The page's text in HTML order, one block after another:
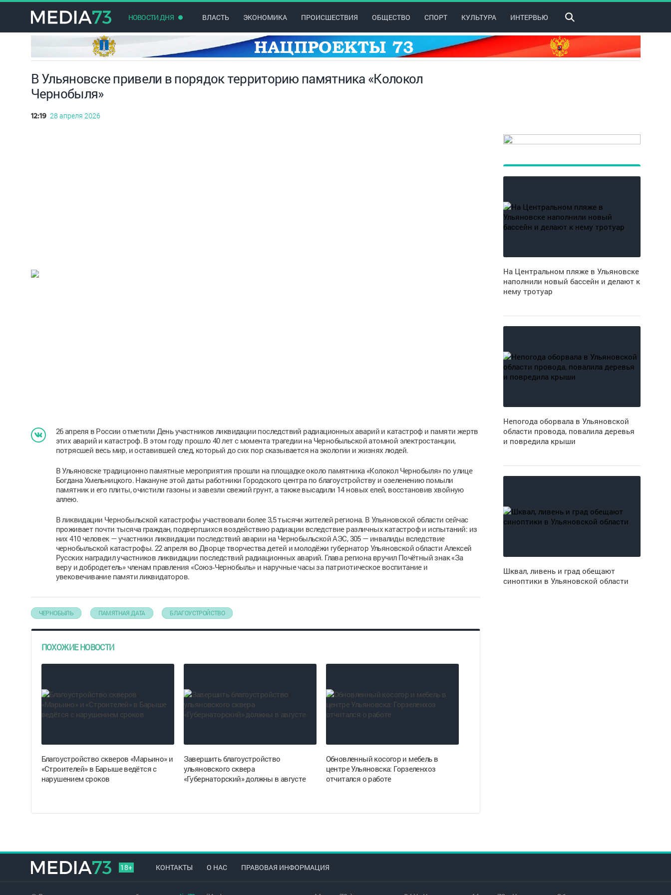
НОВОСТИ ДНЯ ВЛАСТЬ ЭКОНОМИКА ПРОИСШЕСТВИЯ ОБЩЕСТВО СПОРТ КУЛЬТУРА ИНТЕРВЬЮ
В Ульяновске привели в порядок территорию памятника «Колокол
Чернобыля»
12:19 28 апреля 2026
26 апреля в России отметили День участников ликвидации последствий радиационных аварий и катастроф и памяти жертв
этих аварий и катастроф. В этом году прошло 40 лет с момента трагедии на Чернобыльской атомной электростанции,
потрясшей весь мир, и оставившей след, который до сих пор сказывается на экологии и жизнях людей.
В Ульяновске традиционно памятные мероприятия прошли на площадке около памятника «Колокол Чернобыля» по улице
Богдана Хмельницкого. Накануне этой даты работники Городского центра по благоустройству и озеленению помыли
памятник и его плиты, очистили газоны и завезли свежий грунт, а также высадили 14 новых елей, восстановив хвойную
аллею.
В ликвидации Чернобыльской катастрофы участвовали более 3,5 тысячи жителей региона. В Ульяновской области сейчас
проживает почти тысяча граждан, подвергшихся воздействию радиации вследствие различных катастроф и испытаний: из
них 410 человек — участники ликвидации последствий аварии на Чернобыльской АЭС, 305 — инвалиды вследствие
чернобыльской катастрофы. 22 апреля во Дворце творчества детей и молодёжи губернатор Ульяновской области Алексей
Русских наградил участников ликвидации последствий радиационных аварий. Глава региона вручил Почётный знак «За
веру и добродетель» членам правления «Союз‑Чернобыль» и наручные часы за патриотическое воспитание и
увековечивание памяти ликвидаторов.
ЧЕРНОБЫЛЬ ПАМЯТНАЯ ДАТА БЛАГОУСТРОЙСТВО
ПОХОЖИЕ НОВОСТИ
Благоустройство скверов «Марьино» и
«Строителей» в Барыше ведётся с
нарушением сроков
Завершить благоустройство
ульяновского сквера
«Губернаторский» должны в августе
Обновленный косогор и мебель в
центре Ульяновска: Горзеленхоз
отчитался о работе
На Центральном пляже в Ульяновске
наполнили новый бассейн и делают к
нему тротуар
Непогода оборвала в Ульяновской
области провода, повалила деревья
и повредила крыши
Шквал, ливень и град обещают
синоптики в Ульяновской области
18+ КОНТАКТЫ О НАС ПРАВОВАЯ ИНФОРМАЦИЯ